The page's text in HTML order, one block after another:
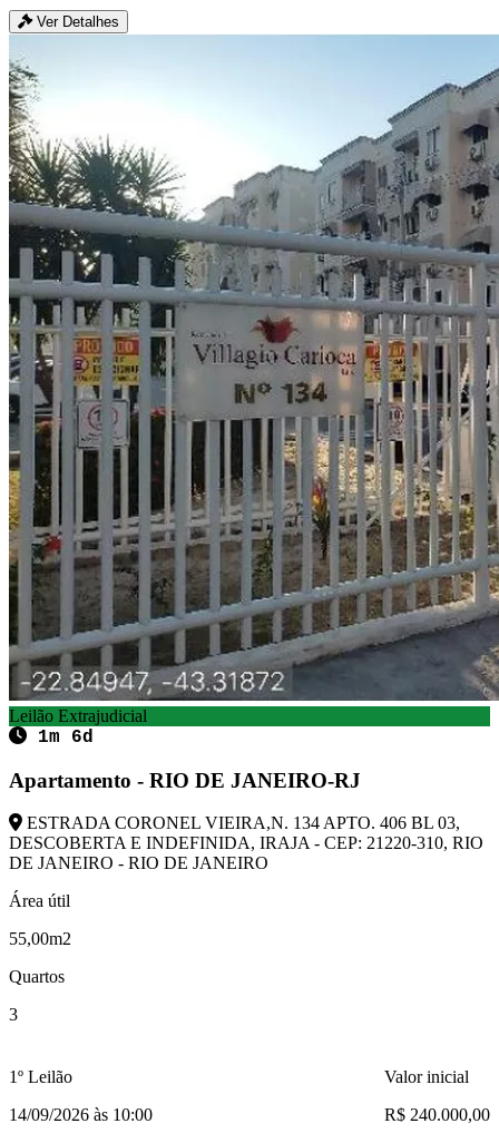
Ver Detalhes
Leilão Extrajudicial
1m 6d
Apartamento - RIO DE JANEIRO-RJ
ESTRADA CORONEL VIEIRA,N. 134 APTO. 406 BL 03,
DESCOBERTA E INDEFINIDA, IRAJA - CEP: 21220-310, RIO
DE JANEIRO - RIO DE JANEIRO
Área útil
55,00m2
Quartos
3
1º Leilão
14/09/2026 às 10:00
Valor inicial
R$ 240.000,00